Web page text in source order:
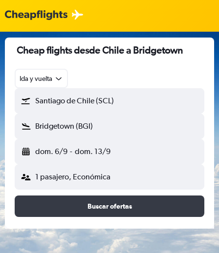
Cheap flights desde Chile a Bridgetown
Ida y vuelta
Santiago de Chile (SCL)
Bridgetown (BGI)
dom. 6/9 - dom. 13/9
1 pasajero, Económica
Buscar ofertas